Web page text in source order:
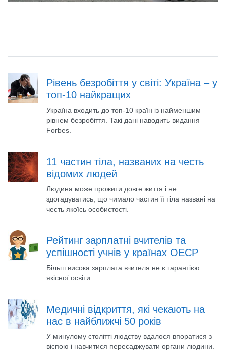
Рівень безробіття у світі: Україна – у
топ-10 найкращих
Україна входить до топ-10 країн із найменшим
рівнем безробіття. Такі дані наводить видання
Forbes.
11 частин тіла, названих на честь
відомих людей
Людина може прожити довге життя і не
здогадуватись, що чимало частин її тіла названі на
честь якоїсь особистості.
Рейтинг зарплатні вчителів та
успішності учнів у країнах ОЕСР
Більш висока зарплата вчителя не є гарантією
якісної освіти.
Медичні відкриття, які чекають на
нас в найближчі 50 років
У минулому столітті людству вдалося впоратися з
віспою і навчитися пересаджувати органи людини.